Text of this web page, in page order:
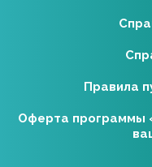
Правила
Оферта программы